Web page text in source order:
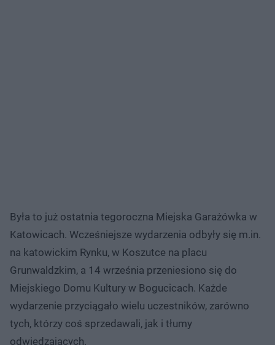
Była to już ostatnia tegoroczna Miejska Garażówka w
Katowicach. Wcześniejsze wydarzenia odbyły się m.in.
na katowickim Rynku, w Koszutce na placu
Grunwaldzkim, a 14 września przeniesiono się do
Miejskiego Domu Kultury w Bogucicach. Każde
wydarzenie przyciągało wielu uczestników, zarówno
tych, którzy coś sprzedawali, jak i tłumy
odwiedzających.